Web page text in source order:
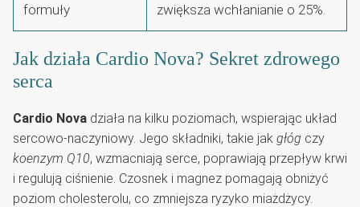
formuły
zwiększa wchłanianie o 25%.
Jak działa Cardio Nova? Sekret zdrowego
serca
Cardio Nova działa na kilku poziomach, wspierając układ
sercowo-naczyniowy. Jego składniki, takie jak głóg czy
koenzym Q10, wzmacniają serce, poprawiają przepływ krwi
i regulują ciśnienie. Czosnek i magnez pomagają obniżyć
poziom cholesterolu, co zmniejsza ryzyko miażdżycy.